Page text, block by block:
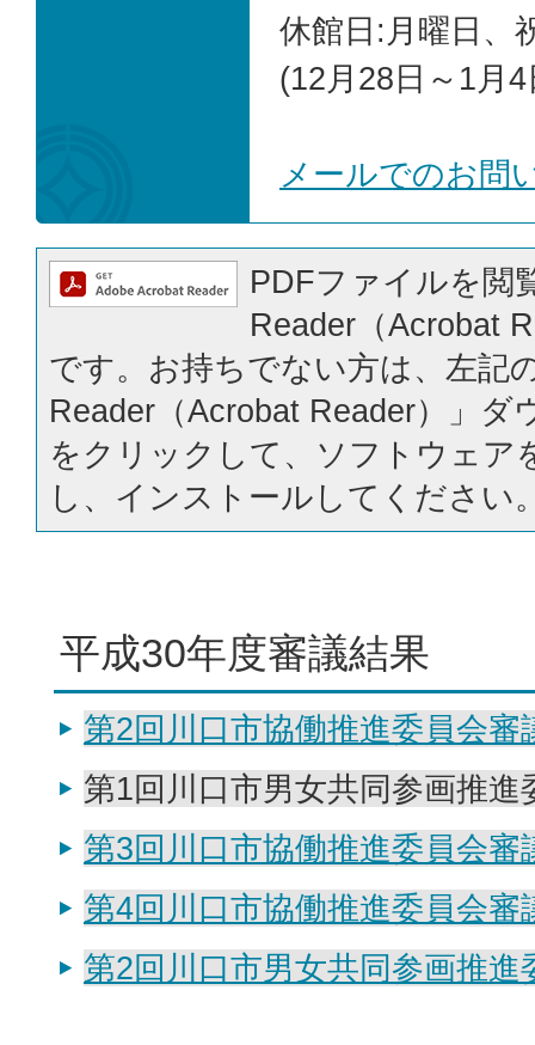
休館日:月曜日、
(12月28日～1月4
メールでのお問
PDFファイルを閲
Reader（Acrobat
です。お持ちでない方は、左記
Reader（Acrobat Reader）」ダ
をクリックして、ソフトウェア
し、インストールしてください
平成30年度審議結果
第2回川口市協働推進委員会審
第1回川口市男女共同参画推進
第3回川口市協働推進委員会審
第4回川口市協働推進委員会審
第2回川口市男女共同参画推進